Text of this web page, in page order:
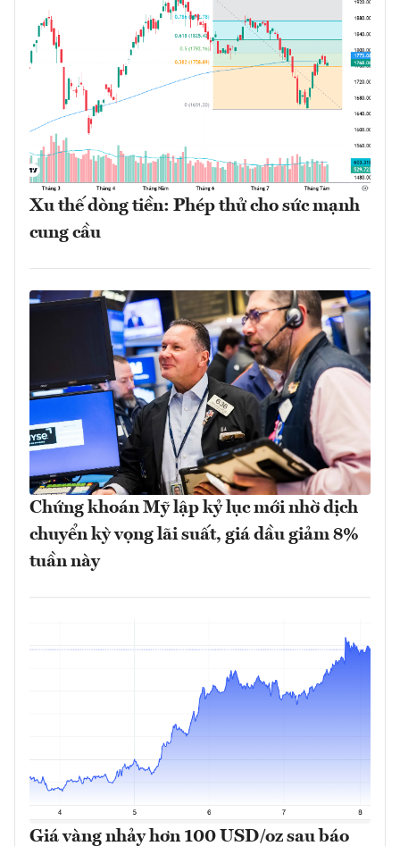
Xu thế dòng tiền: Phép thử cho sức mạnh
cung cầu
Chứng khoán Mỹ lập kỷ lục mới nhờ dịch
chuyển kỳ vọng lãi suất, giá dầu giảm 8%
tuần này
Giá vàng nhảy hơn 100 USD/oz sau báo